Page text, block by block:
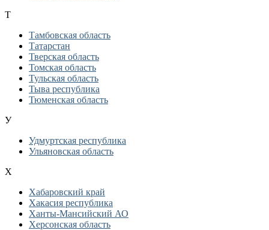
Т
Тамбовская область
Татарстан
Тверская область
Томская область
Тульская область
Тыва республика
Тюменская область
У
Удмуртская республика
Ульяновская область
Х
Хабаровский край
Хакасия республика
Ханты-Мансийский АО
Херсонская область